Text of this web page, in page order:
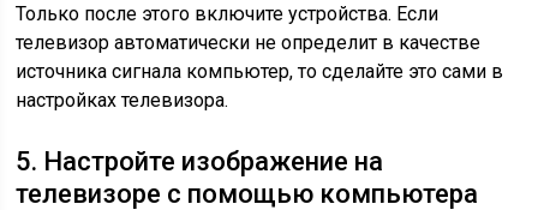
Только после этого включите устройства. Если
телевизор автоматически не определит в качестве
источника сигнала компьютер, то сделайте это сами в
настройках телевизора.
5. Настройте изображение на
телевизоре с помощью компьютера